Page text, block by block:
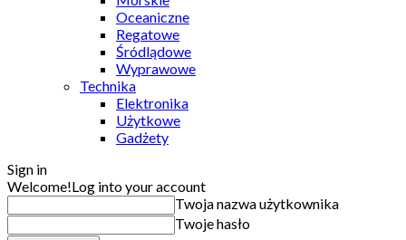
Oceaniczne
Regatowe
Śródlądowe
Wyprawowe
Technika
Elektronika
Użytkowe
Gadżety
Sign in
Welcome!Log into your account
Twoja nazwa użytkownika
Twoje hasło